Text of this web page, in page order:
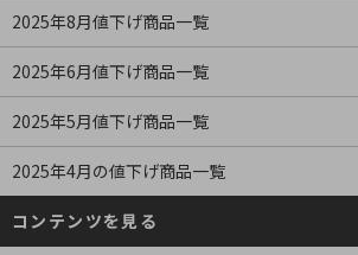
2025年8月値下げ商品一覧
2025年6月値下げ商品一覧
2025年5月値下げ商品一覧
2025年4月の値下げ商品一覧
コンテンツを見る